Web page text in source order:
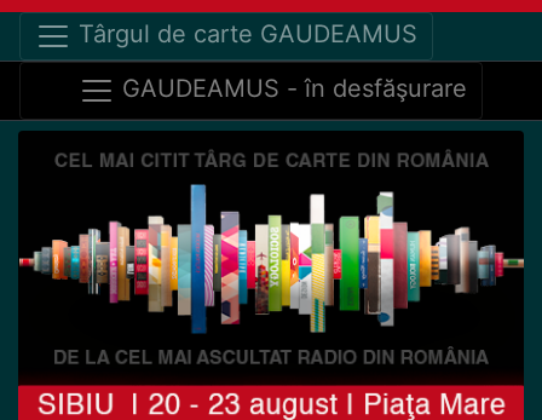
Târgul de carte GAUDEAMUS
GAUDEAMUS - în desfăşurare